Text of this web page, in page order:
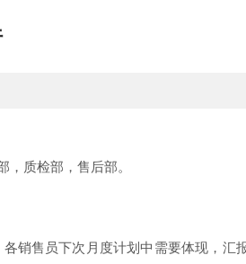
质检部，售后部。
销售员下次月度计划中需要体现，汇